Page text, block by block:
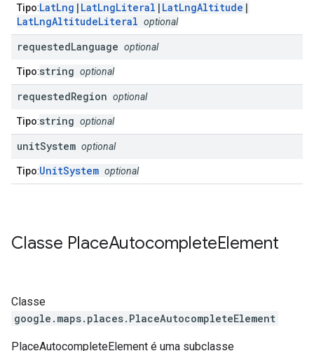
Tipo:LatLng | LatLngLiteral | LatLngAltitude |
LatLngAltitudeLiteral optional
requestedLanguage optional
Tipo:string optional
requestedRegion optional
Tipo:string optional
unitSystem optional
Tipo:UnitSystem optional
Classe PlaceAutocompleteElement
Classe
google.maps.places. PlaceAutocompleteElement
PlaceAutocompleteElement é uma subclasse